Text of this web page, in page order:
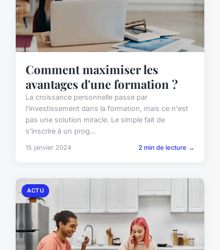
Comment maximiser les
avantages d'une formation ?
La croissance personnelle passe par
l'investissement dans la formation, mais ce n'est
pas une solution miracle. Le simple fait de
s'inscrire à un prog...
15 janvier 2024 2 min de lecture →
ACTU